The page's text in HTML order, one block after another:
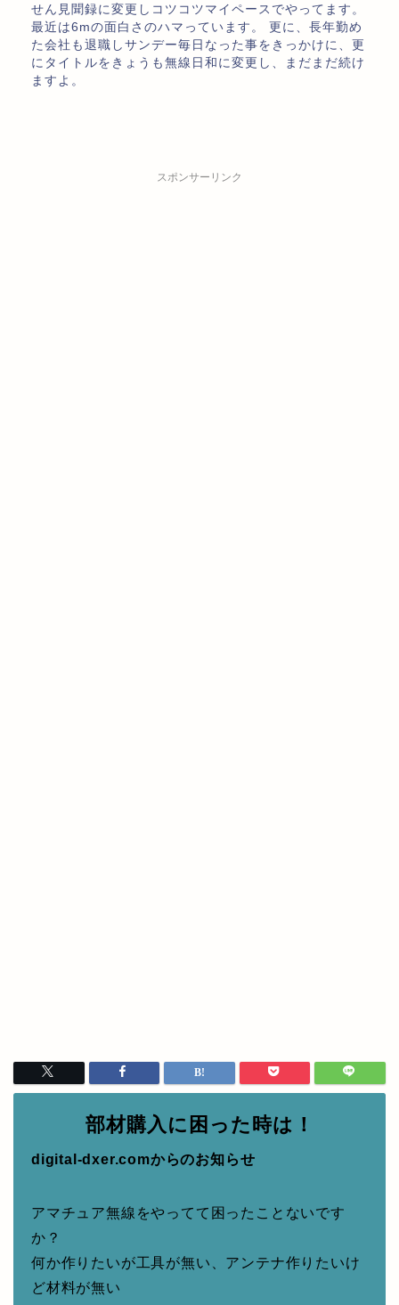
せん見聞録に変更しコツコツマイペースでやってます。
最近は6mの面白さのハマっています。 更に、長年勤め
た会社も退職しサンデー毎日なった事をきっかけに、更
にタイトルをきょうも無線日和に変更し、まだまだ続け
ますよ。
スポンサーリンク
部材購入に困った時は！
digital-dxer.comからのお知らせ
アマチュア無線をやってて困ったことないです
か？
何か作りたいが工具が無い、アンテナ作りたいけ
ど材料が無い